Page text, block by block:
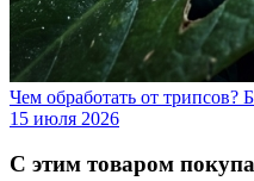
Чем обработать от трипсов?
15 июля 2026
С этим товаром